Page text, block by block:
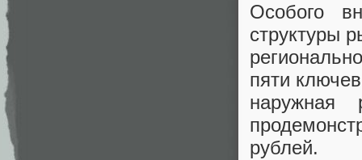
Особого
структуры
пяти
наружная
рублей.